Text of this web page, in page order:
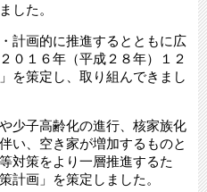
した。
計画的に推進するとともに広
０１６年（平成２８年）１２
を策定し、取り組んできまし
少子高齢化の進行、核家族化
い、空き家が増加するものと
対策をより一層推進するた
計画」を策定しました。